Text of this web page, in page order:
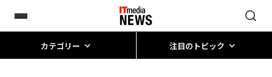
カテゴリー 注目のトピック